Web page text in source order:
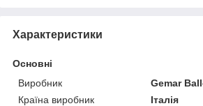
Характеристики
Основні
Виробник
Gemar
Країна виробник
Італія